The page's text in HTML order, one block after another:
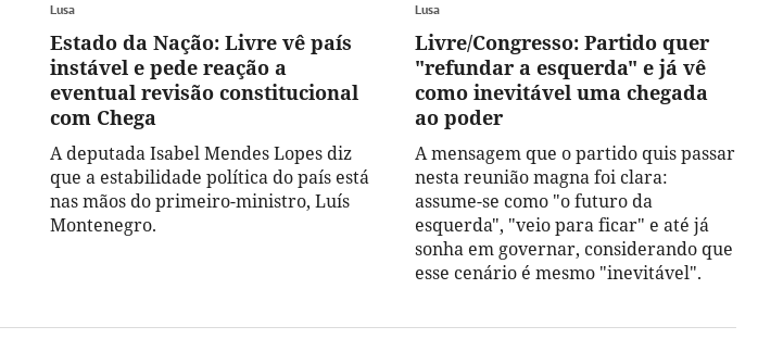
Lusa
Estado da Nação: Livre vê país
instável e pede reação a
eventual revisão constitucional
com Chega
A deputada Isabel Mendes Lopes diz
que a estabilidade política do país está
nas mãos do primeiro-ministro, Luís
Montenegro.
Lusa
Livre/Congresso: Partido quer
"refundar a esquerda" e já vê
como inevitável uma chegada
ao poder
A mensagem que o partido quis passar
nesta reunião magna foi clara:
assume-se como "o futuro da
esquerda", "veio para ficar" e até já
sonha em governar, considerando que
esse cenário é mesmo "inevitável".